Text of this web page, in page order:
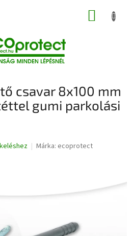
KOSÁR
csavar 8x100 mm
gumi parkolási
Márka: ecoprotect